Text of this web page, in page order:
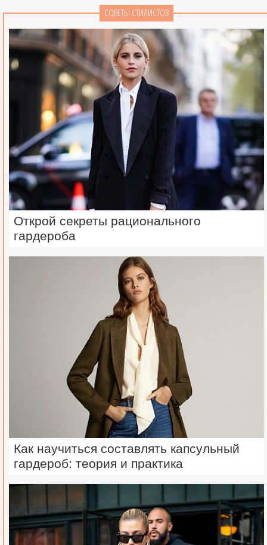
СОВЕТЫ СТИЛИСТОВ
Открой секреты рационального
гардероба
Как научиться составлять капсульный
гардероб: теория и практика